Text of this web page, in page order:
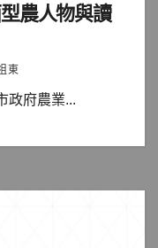
農人物與讀
東
政府農業...